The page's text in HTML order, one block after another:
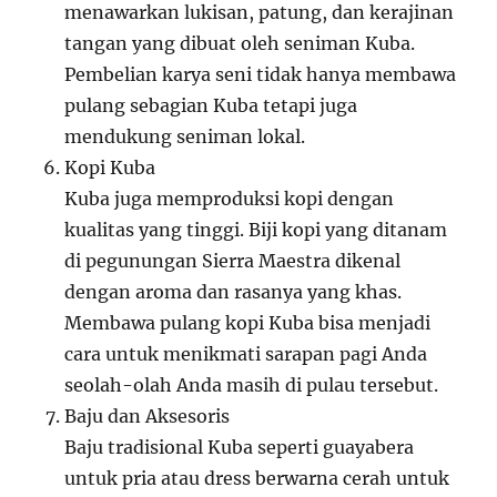
menawarkan lukisan, patung, dan kerajinan
tangan yang dibuat oleh seniman Kuba.
Pembelian karya seni tidak hanya membawa
pulang sebagian Kuba tetapi juga
mendukung seniman lokal.
Kopi Kuba
Kuba juga memproduksi kopi dengan
kualitas yang tinggi. Biji kopi yang ditanam
di pegunungan Sierra Maestra dikenal
dengan aroma dan rasanya yang khas.
Membawa pulang kopi Kuba bisa menjadi
cara untuk menikmati sarapan pagi Anda
seolah-olah Anda masih di pulau tersebut.
Baju dan Aksesoris
Baju tradisional Kuba seperti guayabera
untuk pria atau dress berwarna cerah untuk